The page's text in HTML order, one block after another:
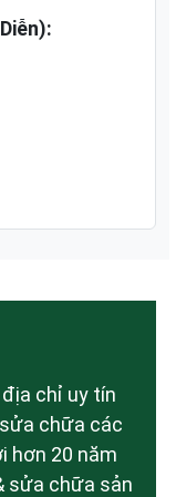
chỉ uy tín
chữa các
hơn 20 năm
sửa chữa sản